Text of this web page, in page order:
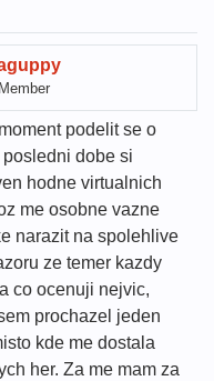
podelit se o
dobe si
hodne virtualnich
me osobne vazne
narazit na spolehlive
ze temer kazdy
co ocenuji nejvic,
prochazel jeden
kde me dostala
her. Za me mam za